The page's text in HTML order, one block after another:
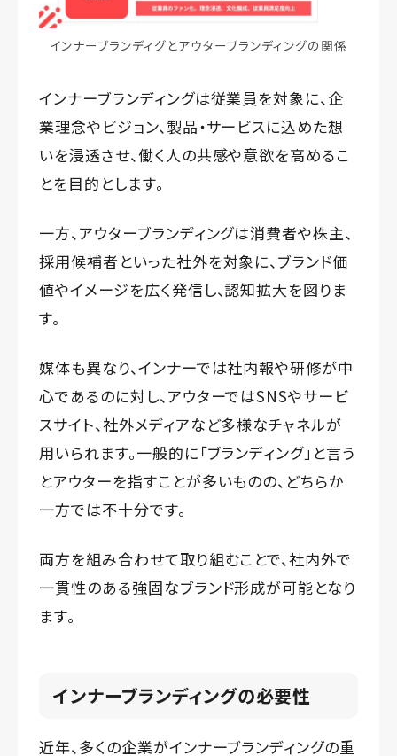
インナーブランディグとアウターブランディングの関係
インナーブランディングは従業員を対象に、企
業理念やビジョン、製品・サービスに込めた想
いを浸透させ、働く人の共感や意欲を高めるこ
とを目的とします。
一方、アウターブランディングは消費者や株主、
採用候補者といった社外を対象に、ブランド価
値やイメージを広く発信し、認知拡大を図りま
す。
媒体も異なり、インナーでは社内報や研修が中
心であるのに対し、アウターではSNSやサービ
スサイト、社外メディアなど多様なチャネルが
用いられます。一般的に「ブランディング」と言う
とアウターを指すことが多いものの、どちらか
一方では不十分です。
両方を組み合わせて取り組むことで、社内外で
一貫性のある強固なブランド形成が可能となり
ます。
インナーブランディングの必要性
近年、多くの企業がインナーブランディングの重